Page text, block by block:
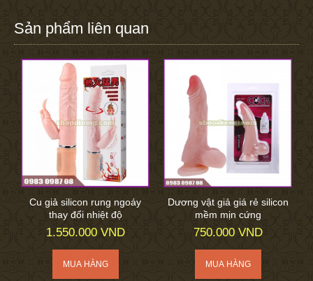
Sản phẩm liên quan
Cu giả silicon rung ngoáy
thay đổi nhiệt độ
1.550.000 VND
Dương vật giả giá rẻ silicon
mềm mịn cứng
750.000 VND